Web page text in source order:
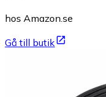
hos Amazon.se
Gå till butik